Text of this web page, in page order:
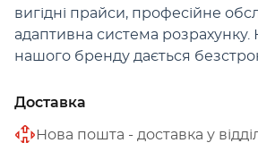
вигідні прайси, професійне
адаптивна система розрахунку.
нашого бренду дається
Доставка
Нова пошта - доставка у